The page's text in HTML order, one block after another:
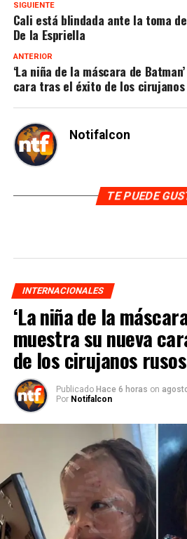
SIGUIENTE
Cali está blindada ante la toma
De la Espriella
ANTERIOR
‘La niña de la máscara de
cara tras el éxito de los
Notifalcon
TE PUEDE
INTERNACIONALES
‘La niña de la
muestra su nueva
de los cirujanos rusos
Publicado Hace 6 horas on
Por Notifalcon